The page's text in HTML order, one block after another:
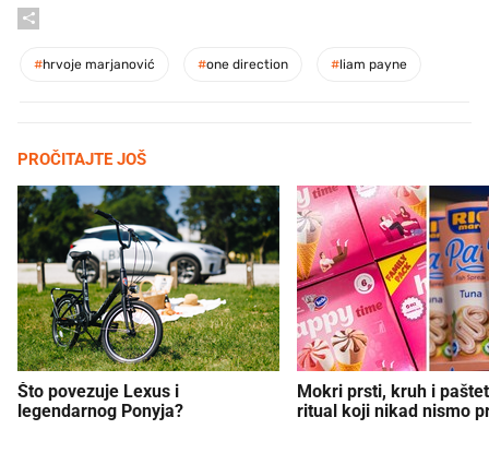
#hrvoje marjanović #one direction #liam payne
PROČITAJTE JOŠ
Što povezuje Lexus i
legendarnog Ponyja?
Mokri prsti, kruh i
ritual koji nikad nismo